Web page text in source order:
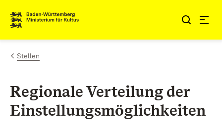
Zum Inhalt springen
Link zur Startseite
Stellen
Regionale Verteilung der
Einstellungsmöglichkeiten